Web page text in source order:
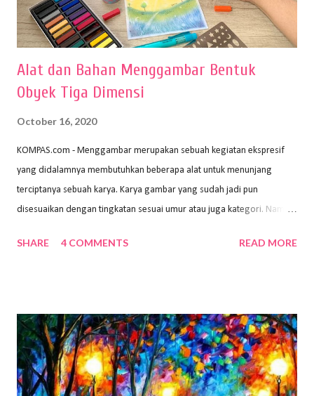
Alat dan Bahan Menggambar Bentuk
Obyek Tiga Dimensi
October 16, 2020
KOMPAS.com - Menggambar merupakan sebuah kegiatan ekspresif
yang didalamnya membutuhkan beberapa alat untuk menunjang
terciptanya sebuah karya. Karya gambar yang sudah jadi pun
disesuaikan dengan tingkatan sesuai umur atau juga kategori. Namun,
sehingga hasilnya bisa dilihat. Peran alat dan bahan sangat
memiliki spesifikasi berbeda sesuai jenisnya. Berikut peralatan
menggambar bentuk: 1. Kertas Gambar Kegiatan menggambar
membutuhkan kertas yang baik agar proses pembuatan gambar lebih
nyaman dan maksimal. Bahan kertas yang baik salah satu syaratnya
SHARE 4 COMMENTS READ MORE